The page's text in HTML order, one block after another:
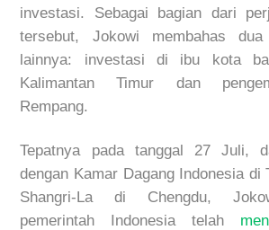
investasi. Sebagai bagian dari
tersebut, Jokowi membahas
lainnya: investasi di ibu kota
Kalimantan Timur dan
Rempang.
Tepatnya pada tanggal 27 Juli,
dengan Kamar Dagang Indonesia di
Shangri-La di Chengdu,
pemerintah Indonesia telah